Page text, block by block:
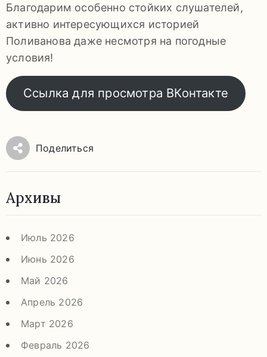
Благодарим особенно стойких слушателей,
активно интересующихся историей
Поливанова даже несмотря на погодные
условия!
Ссылка для просмотра ВКонтакте
Поделиться
Архивы
Июль 2026
Июнь 2026
Май 2026
Апрель 2026
Март 2026
Февраль 2026